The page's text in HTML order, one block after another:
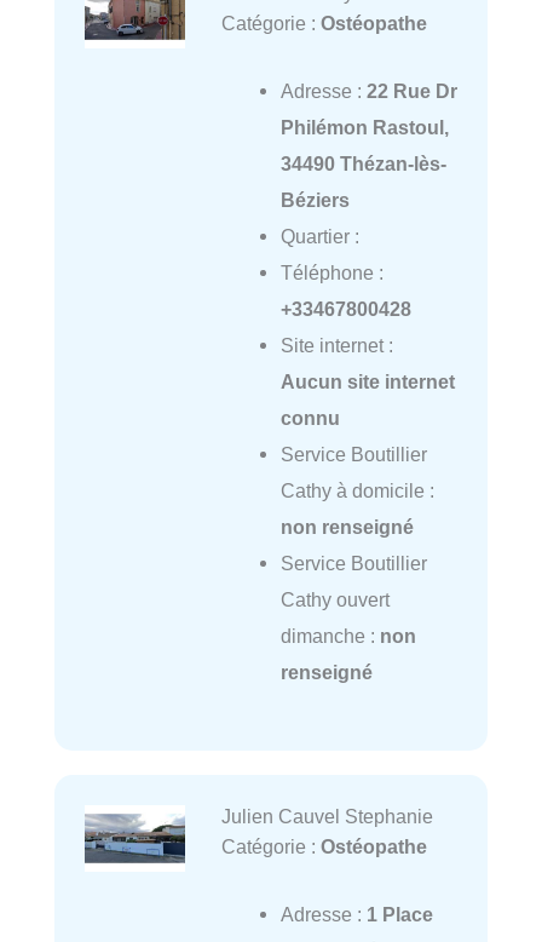
Catégorie : Ostéopathe
Adresse : 22 Rue Dr
Philémon Rastoul,
34490 Thézan-lès-
Béziers
Quartier :
Téléphone :
+33467800428
Site internet :
Aucun site internet
connu
Service Boutillier
Cathy à domicile :
non renseigné
Service Boutillier
Cathy ouvert
dimanche : non
renseigné
Julien Cauvel Stephanie
Catégorie : Ostéopathe
Adresse : 1 Place